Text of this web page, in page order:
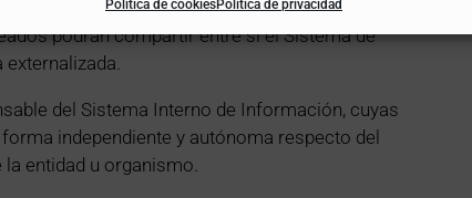
Política de cookiesPolítica de privacidad
podrán compartir entre sí el Sistema de
del Sistema Interno de Información, cuyas
independiente y autónoma respecto del
entidad u organismo.